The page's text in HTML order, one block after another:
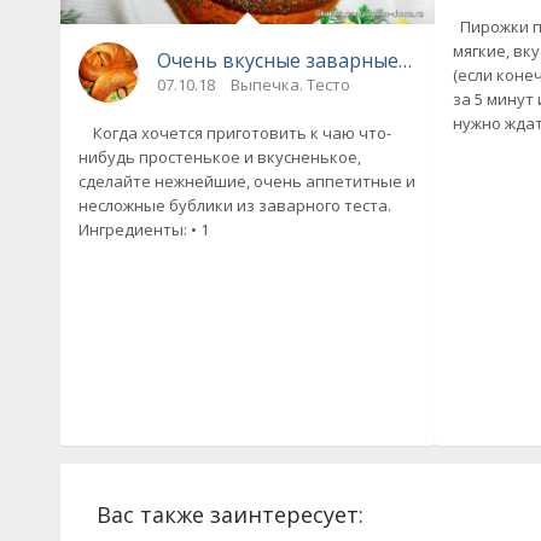
Очень вкусные заварные бублики
07.10.18 Выпечка. Тесто
Когда хочется приготовить к чаю что-
нибудь простенькое и вкусненькое,
сделайте нежнейшие, очень аппетитные и
несложные бублики из заварного теста.
Ингредиенты: • 1
Пирожки
мягкие,
(если
за 5 минут
нужно
Вас также заинтересует: